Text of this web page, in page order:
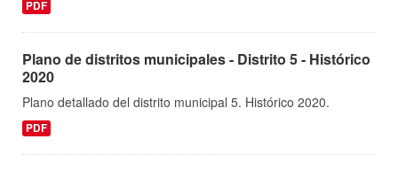
PDF
Plano de distritos municipales - Distrito 5 - Histórico
2020
Plano detallado del distrito municipal 5. Histórico 2020.
PDF